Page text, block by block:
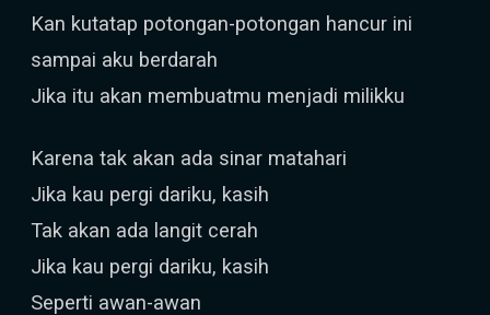
Kan kutatap potongan-potongan hancur ini
sampai aku berdarah
Jika itu akan membuatmu menjadi milikku
Karena tak akan ada sinar matahari
Jika kau pergi dariku, kasih
Tak akan ada langit cerah
Jika kau pergi dariku, kasih
Seperti awan-awan